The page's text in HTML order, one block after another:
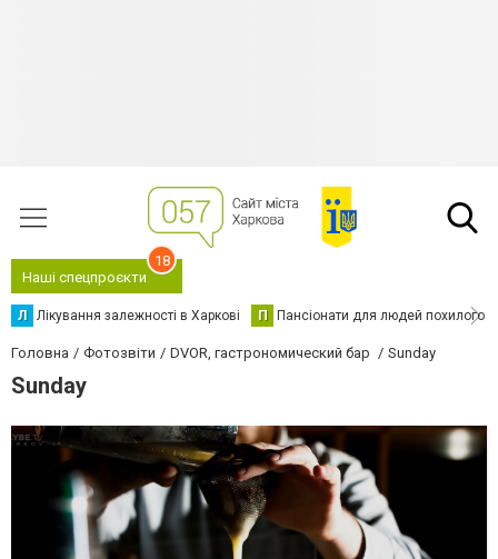
Наші спецпроєкти
18
Л Лікування залежності в Харкові П Пансіонати для людей похилого
Головна Фотозвіти DVOR, гастрономический бар Sunday
Sunday